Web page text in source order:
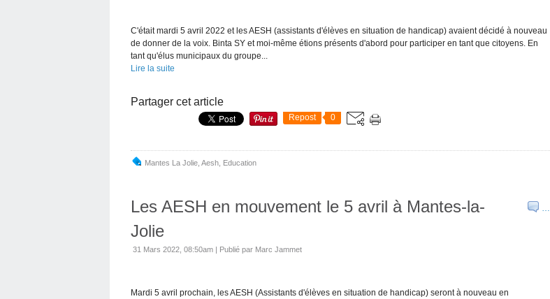
C'était mardi 5 avril 2022 et les AESH (assistants d'élèves en situation de handicap) avaient décidé à nouveau
de donner de la voix. Binta SY et moi-même étions présents d'abord pour participer en tant que citoyens. En
tant qu'élus municipaux du groupe...
Lire la suite
Partager cet article
Repost 0
Mantes La Jolie Aesh Education
…
Les AESH en mouvement le 5 avril à Mantes-la-
Jolie
31 Mars 2022, 08:50am | Publié par Marc Jammet
Mardi 5 avril prochain, les AESH (Assistants d'élèves en situation de handicap) seront à nouveau en